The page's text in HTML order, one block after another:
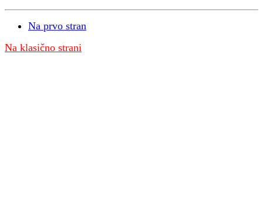
Na prvo stran
Na klasično strani